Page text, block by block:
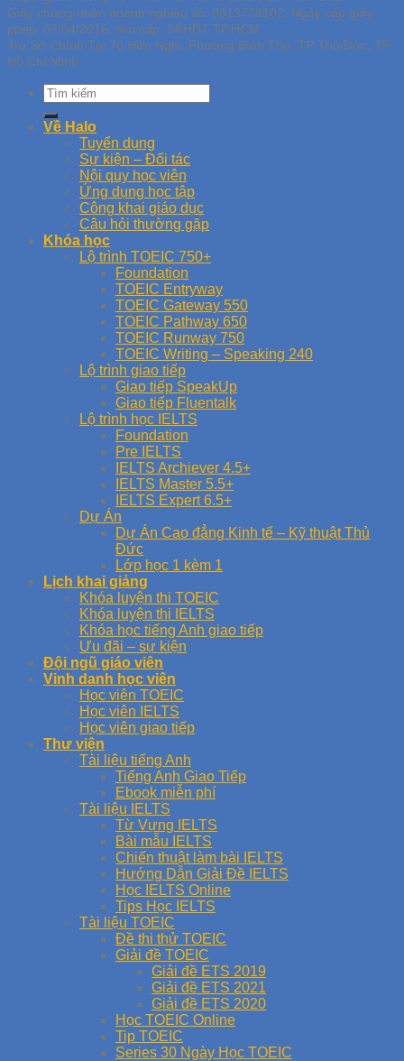
Giấy chứng nhận doanh nghiệp số: 0313739102, Ngày cấp giấy
phép: 07/04/2016, Nơi cấp: SKHDT TP.HCM
Trụ Sở Chính Tại 70 Hữu Nghị, Phường Bình Thọ, TP Thủ Đức, TP
Hồ Chí Minh
Về Halo
Tuyển dụng
Sự kiện – Đối tác
Nội quy học viên
Ứng dụng học tập
Công khai giáo dục
Câu hỏi thường gặp
Khóa học
Lộ trình TOEIC 750+
Foundation
TOEIC Entryway
TOEIC Gateway 550
TOEIC Pathway 650
TOEIC Runway 750
TOEIC Writing – Speaking 240
Lộ trình giao tiếp
Giao tiếp SpeakUp
Giao tiếp Fluentalk
Lộ trình học IELTS
Foundation
Pre IELTS
IELTS Archiever 4.5+
IELTS Master 5.5+
IELTS Expert 6.5+
Dự Án
Dự Án Cao đẳng Kinh tế – Kỹ thuật Thủ
Đức
Lớp học 1 kèm 1
Lịch khai giảng
Khóa luyện thi TOEIC
Khóa luyện thi IELTS
Khóa học tiếng Anh giao tiếp
Ưu đãi – sự kiện
Đội ngũ giáo viên
Vinh danh học viên
Học viên TOEIC
Học viên IELTS
Học viên giao tiếp
Thư viện
Tài liệu tiếng Anh
Tiếng Anh Giao Tiếp
Ebook miễn phí
Tài liệu IELTS
Từ Vựng IELTS
Bài mẫu IELTS
Chiến thuật làm bài IELTS
Hướng Dẫn Giải Đề IELTS
Học IELTS Online
Tips Học IELTS
Tài liệu TOEIC
Đề thi thử TOEIC
Giải đề TOEIC
Giải đề ETS 2019
Giải đề ETS 2021
Giải đề ETS 2020
Học TOEIC Online
Tip TOEIC
Series 30 Ngày Học TOEIC